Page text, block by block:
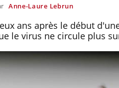
Anne-Laure Lebrun
ans après le début
le virus ne circule plus